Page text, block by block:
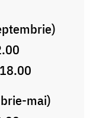
mai)